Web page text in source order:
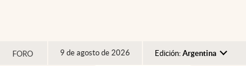
FORO 9 de agosto de 2026 Edición: Argentina